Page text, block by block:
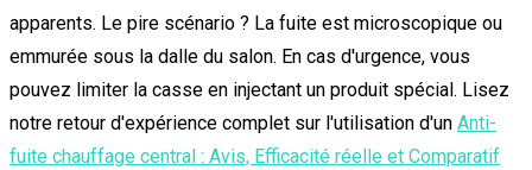
apparents. Le pire scénario ? La fuite est microscopique ou
emmurée sous la dalle du salon. En cas d'urgence, vous
pouvez limiter la casse en injectant un produit spécial. Lisez
notre retour d'expérience complet sur l'utilisation d'un Anti-
fuite chauffage central : Avis, Efficacité réelle et Comparatif